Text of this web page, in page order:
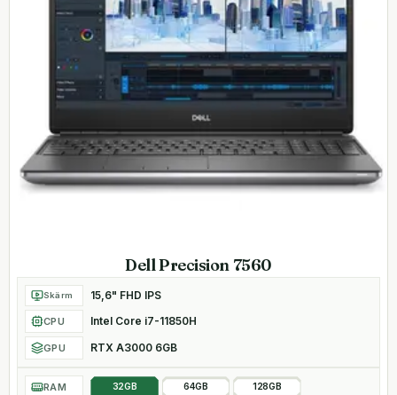
Dell Precision 7560
Skärm 15,6" FHD IPS
CPU Intel Core i7-11850H
GPU RTX A3000 6GB
RAM 32GB 64GB 128GB